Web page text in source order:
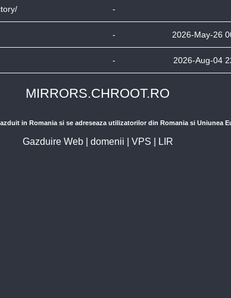
-
- 2026-May-26
- 2026-Aug-04
MIRRORS.CHROOT.RO
in Romania si se adreseaza utilizatorilor din Romania si Uniunea
Gazduire Web| domenii VPS LIR